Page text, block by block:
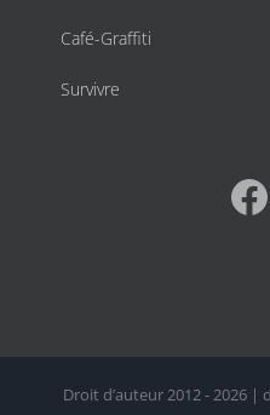
Café-Graffiti
Survivre
Droit d’auteur 2012 - 2026 |